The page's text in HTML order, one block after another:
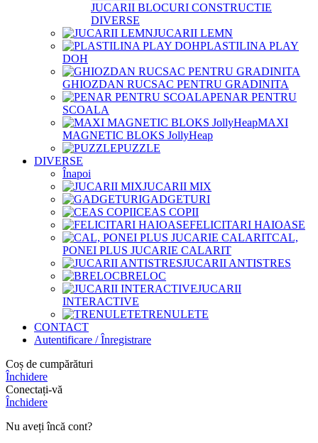
JUCARII BLOCURI CONSTRUCTIE
DIVERSE
JUCARII LEMN
PLASTILINA PLAY
DOH
GHIOZDAN RUCSAC PENTRU GRADINITA
PENAR PENTRU
SCOALA
MAXI
MAGNETIC BLOKS JollyHeap
PUZZLE
DIVERSE
Înapoi
JUCARII MIX
GADGETURI
CEAS COPII
FELICITARI HAIOASE
CAL,
PONEI PLUS JUCARIE CALARIT
JUCARII ANTISTRES
BRELOC
JUCARII
INTERACTIVE
TRENULETE
CONTACT
Autentificare / Înregistrare
Coș de cumpărături
Închidere
Conectați-vă
Închidere
Nu aveți încă cont?